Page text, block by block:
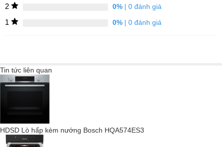
giữ được màu sắc tự nhiên của thực phẩm. Và vì cặn vôi không
thể tích tụ trong khoang lò nên việc vệ sinh đặc biệt dễ dàng.
Miele@home, bạn có thể kết nối mạng các thiết bị gia dụng của
mình một cách khéo léo – để có thêm nhiều lựa chọn.
2 0%| 0 đánh giá
1 0%| 0 đánh giá
Tin tức liên quan
HDSD Lò hấp kèm nướng Bosch HQA574ES3